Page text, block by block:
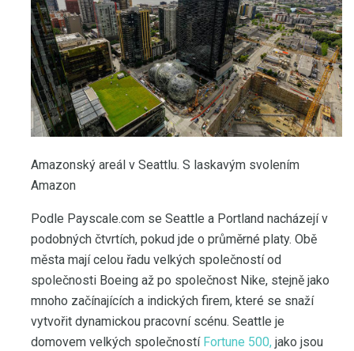
Amazonský areál v Seattlu. S laskavým svolením
Amazon
Podle Payscale.com se Seattle a Portland nacházejí v
podobných čtvrtích, pokud jde o průměrné platy. Obě
města mají celou řadu velkých společností od
společnosti Boeing až po společnost Nike, stejně jako
mnoho začínajících a indických firem, které se snaží
vytvořit dynamickou pracovní scénu. Seattle je
domovem velkých společností Fortune 500, jako jsou